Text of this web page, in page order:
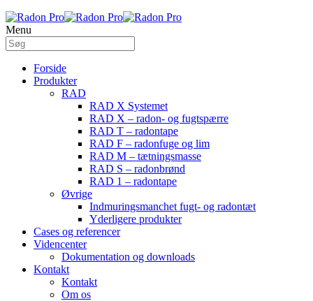
Menu
Forside
Produkter
RAD
RAD X Systemet
RAD X – radon- og fugtspærre
RAD T – radontape
RAD F – radonfuge og lim
RAD M – tætningsmasse
RAD S – radonbrønd
RAD 1 – radontape
Øvrige
Indmuringsmanchet fugt- og radontæt
Yderligere produkter
Cases og referencer
Videncenter
Dokumentation og downloads
Kontakt
Kontakt
Om os